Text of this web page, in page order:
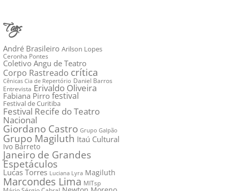
Tags
André Brasileiro Arilson Lopes
Ceronha Pontes
Coletivo Angu de Teatro
Corpo Rastreado crítica
Cênicas Cia de Repertório Daniel Barros
Entrevista Erivaldo Oliveira
Fabiana Pirro festival
Festival de Curitiba
Festival Recife do Teatro
Nacional
Giordano Castro Grupo Galpão
Grupo Magiluth Itaú Cultural
Ivo Barreto
Janeiro de Grandes
Espetáculos
Lucas Torres Luciana Lyra Magiluth
Marcondes Lima MITsp